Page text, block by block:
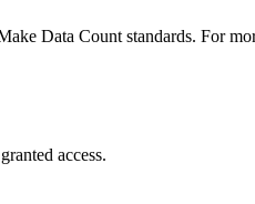
Data Count standards. For
access.